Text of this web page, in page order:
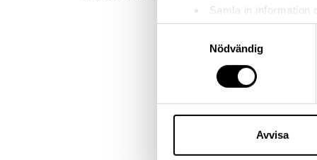
Samla in information
Identifiera din enhet
Ta reda på mer om hur
eller dra tillbaka ditt
sociala medier och
till de sociala medier och
Nödvändig
Avvisa